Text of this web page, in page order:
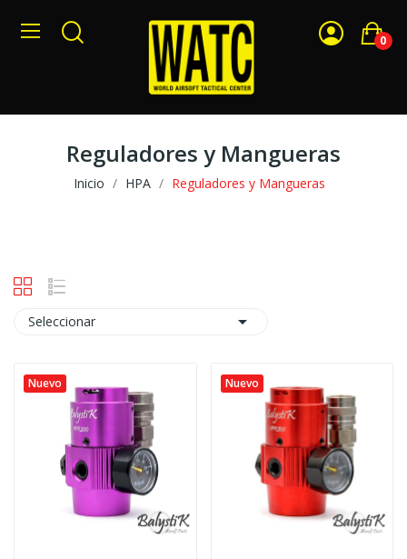
0
Reguladores y Mangueras
Inicio HPA Reguladores y Mangueras
Seleccionar 
Nuevo Nuevo